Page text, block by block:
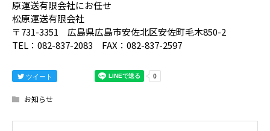
原運送有限会社にお任せ
松原運送有限会社
〒731-3351 広島県広島市安佐北区安佐町毛木850-2
TEL：082-837-2083 FAX：082-837-2597
ツイート
お知らせ